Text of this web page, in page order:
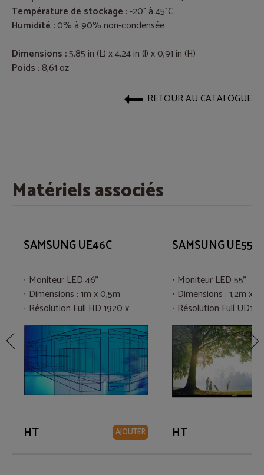
Température de stockage :-20° à 45°C
Humidité :0% à 90% non-condensée
Dimensions :5,85 in (L) x 4,24 in (l) x 0,91 in (H)
Poids :8,61 oz
RETOUR AU CATALOGUE
Matériels associés
SAMSUNG UE46C
Moniteur LED 46"
Dimensions : 1m x 0,5m
Résolution Full HD 1920 x
1080
HT AJOUTER
SAMSUNG
Moniteur LED 55"
Dimensions : 1,2m x
Résolution Full
1080
HT